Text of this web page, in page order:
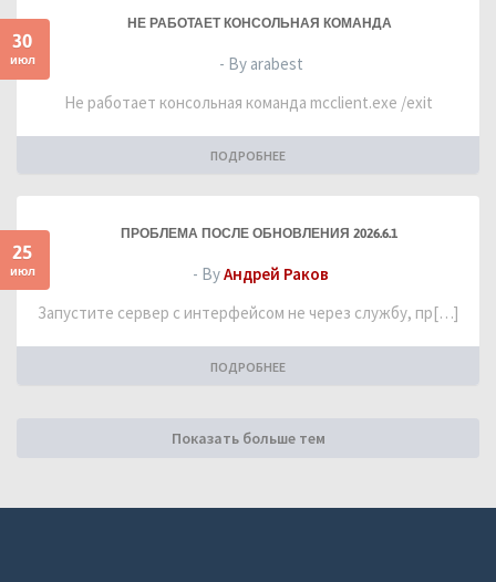
30
июл
НЕ РАБОТАЕТ КОНСОЛЬНАЯ КОМАНДА
- By arabest
Не работает консольная команда mcclient.exe /exit
ПОДРОБНЕЕ
25
июл
ПРОБЛЕМА ПОСЛЕ ОБНОВЛЕНИЯ 2026.6.1
- ByАндрей Раков
Запустите сервер с интерфейсом не через службу, пр[…]
ПОДРОБНЕЕ
Показать больше тем